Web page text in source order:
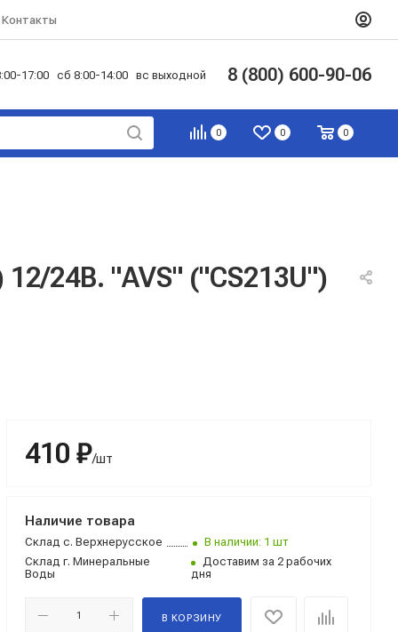
Контакты
17:00 сб 8:00-14:00 вс выходной 8 (800) 600-90-06
0 0 0
24В. "AVS" ("CS213U")
410 ₽/шт
Наличие товара
Склад с. Верхнерусское
В наличии: 1 шт
Склад г. Минеральные
Воды
Доставим за 2 рабочих
дня
В КОРЗИНУ